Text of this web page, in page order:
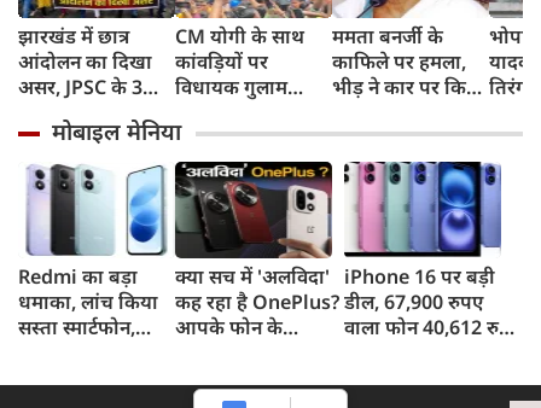
झारखंड में छात्र
आंदोलन का दिखा
असर, JPSC के 3
इस्‍तीफा, प्रदर्शन को
लेकर क्या बोले CM
हेमंत सोरेन?
CM योगी के साथ
कांवड़ियों पर
विधायक गुलाम
फूल, UP में सियासत
गरमाई, AIMIM ने
उठाए सवाल
ममता बनर्जी के
काफिले पर हमला,
भीड़ ने कार पर किया
पुलिस पर लगा यह
आरोप
यादव
तिरंगा
ने
का
मोबाइल मेनिया
Redmi का बड़ा
धमाका, लांच किया
सस्ता स्मार्टफोन,
क्या सच में 'अलविदा'
कह रहा है OnePlus?
आपके फोन के
iPhone 16 पर बड़ी
डील, 67,900 रुपए
वाला फोन 40,612 रुपए